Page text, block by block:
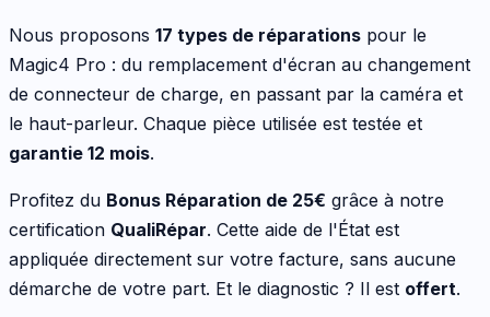
Nous proposons 17 types de réparations pour le
Magic4 Pro : du remplacement d'écran au changement
de connecteur de charge, en passant par la caméra et
le haut-parleur. Chaque pièce utilisée est testée et
garantie 12 mois.
Profitez du Bonus Réparation de 25€ grâce à notre
certification QualiRépar. Cette aide de l'État est
appliquée directement sur votre facture, sans aucune
démarche de votre part. Et le diagnostic ? Il est offert.